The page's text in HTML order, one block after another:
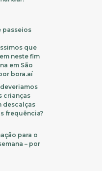
passeios
que
neste fim
em São
bora.aí
crianças
descalças
frequência?
para o
– por